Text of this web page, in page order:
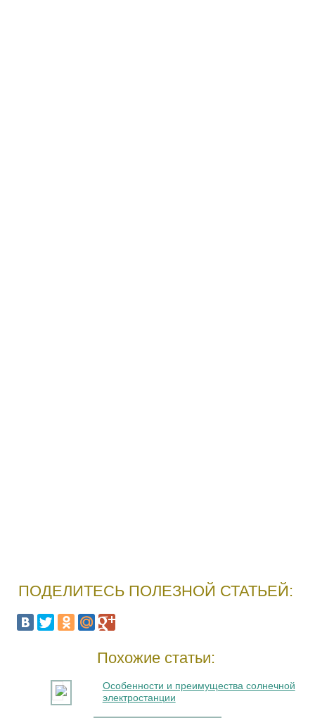
ПОДЕЛИТЕСЬ ПОЛЕЗНОЙ СТАТЬЕЙ:
Похожие статьи:
Особенности и преимущества солнечной
электростанции